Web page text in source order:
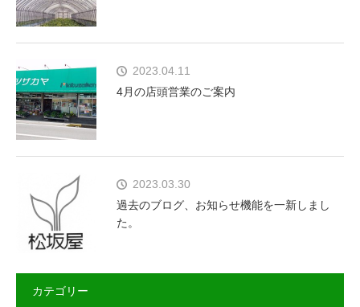
2023.04.11
4月の店頭営業のご案内
2023.03.30
過去のブログ、お知らせ機能を一新しまし
た。
カテゴリー